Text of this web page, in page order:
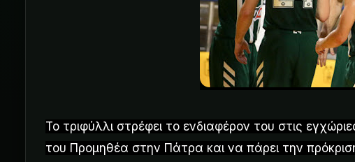
Το τριφύλλι στρέφει το ενδιαφέρον του στις
του Προμηθέα στην Πάτρα και να πάρει την